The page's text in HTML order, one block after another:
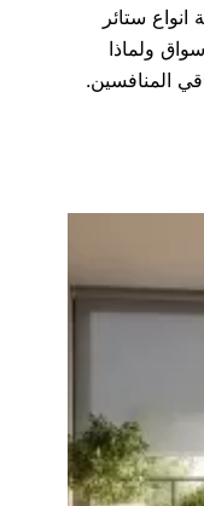
ستائر
ولماذا
المنافسين.